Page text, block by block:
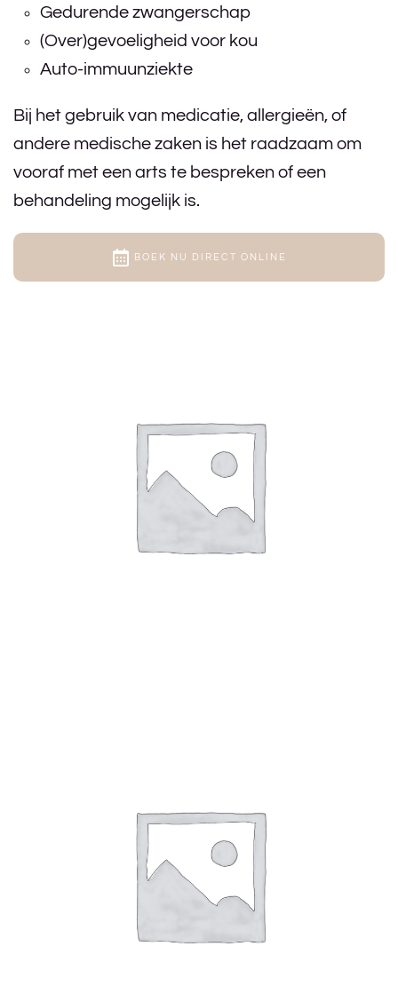
Gedurende zwangerschap
(Over)gevoeligheid voor kou
Auto-immuunziekte
Bij het gebruik van medicatie, allergieën, of
andere medische zaken is het raadzaam om
vooraf met een arts te bespreken of een
behandeling mogelijk is.
BOEK NU DIRECT ONLINE